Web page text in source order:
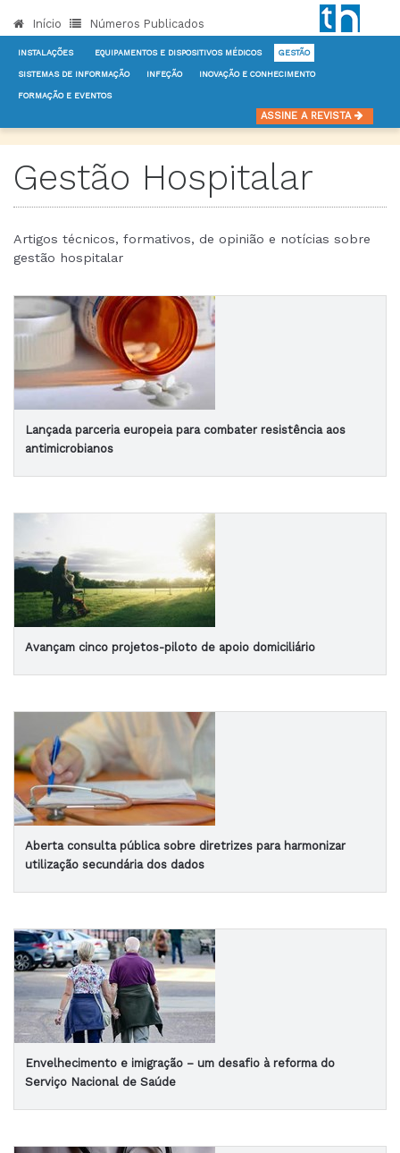
Início Números Publicados
INSTALAÇÕES EQUIPAMENTOS E DISPOSITIVOS MÉDICOS GESTÃO
SISTEMAS DE INFORMAÇÃO INFEÇÃO INOVAÇÃO E CONHECIMENTO
FORMAÇÃO E EVENTOS
ASSINE A REVISTA
Gestão Hospitalar
Artigos técnicos, formativos, de opinião e notícias sobre
gestão hospitalar
Lançada parceria europeia para combater resistência aos
antimicrobianos
Avançam cinco projetos-piloto de apoio domiciliário
Aberta consulta pública sobre diretrizes para harmonizar
utilização secundária dos dados
Envelhecimento e imigração – um desafio à reforma do
Serviço Nacional de Saúde